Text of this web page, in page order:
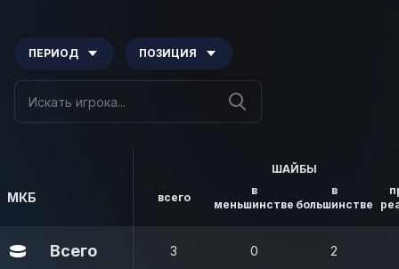
ПЕРИОД ПОЗИЦИЯ
МКБ
ШАЙБЫ
всего
в
меньшинстве
в
большинстве
Всего 3 0 2